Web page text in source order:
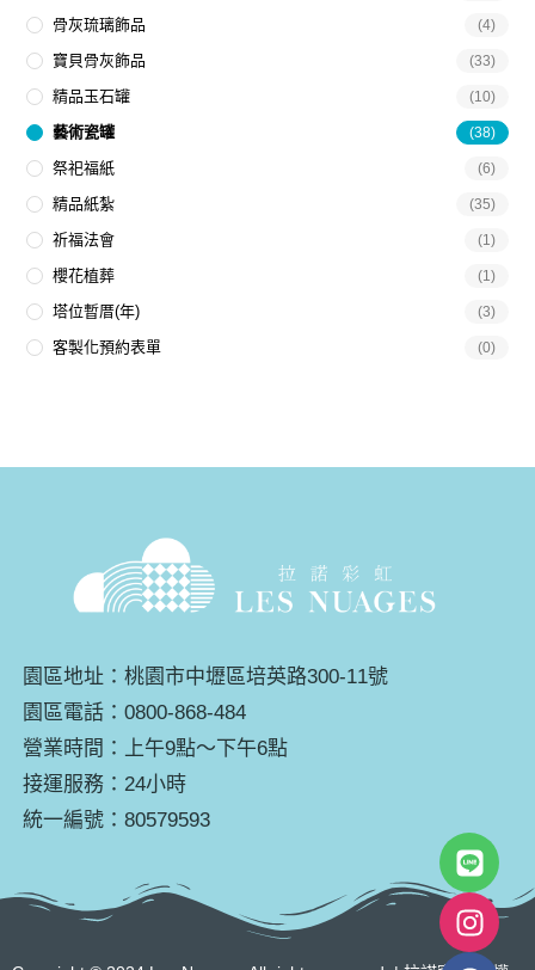
骨灰琉璃飾品 (4)
寶貝骨灰飾品 (33)
精品玉石罐 (10)
藝術瓷罐 (38)
祭祀福紙 (6)
精品紙紮 (35)
祈福法會 (1)
櫻花植葬 (1)
塔位暫厝(年) (3)
客製化預約表單 (0)
園區地址：桃園市中壢區培英路300-11號
園區電話：0800-868-484
營業時間：上午9點～下午6點
接運服務：24小時
統一編號：80579593